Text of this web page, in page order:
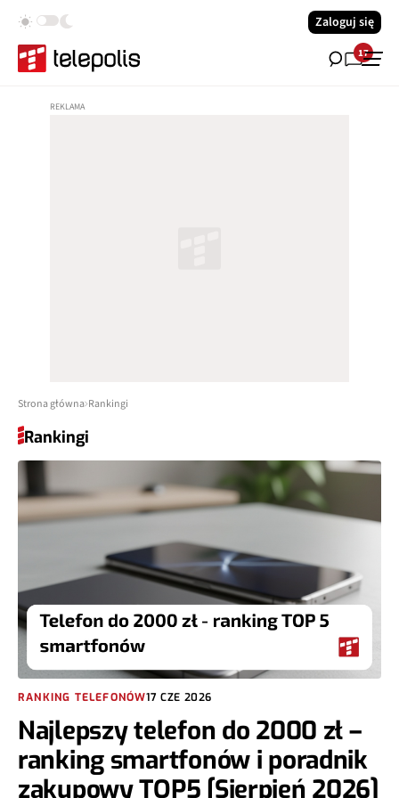
Zaloguj się
17
Strona główna Rankingi
RANKING TELEFONÓW17 CZE 2026
Najlepszy telefon do 2000 zł –
ranking smartfonów i poradnik
zakupowy TOP5 [Sierpień 2026]
Rankingi